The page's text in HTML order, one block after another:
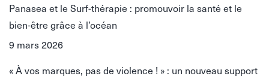
Panasea et le Surf-thérapie : promouvoir la santé et le
bien-être grâce à l’océan
9 mars 2026
« À vos marques, pas de violence ! » : un nouveau support